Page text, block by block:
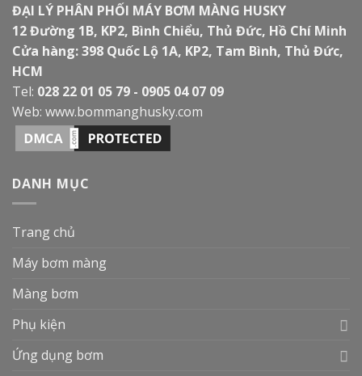
ĐẠI LÝ PHÂN PHỐI MÁY BƠM MÀNG HUSKY
12 Đường 1B, KP2, Bình Chiểu, Thủ Đức, Hồ Chí Minh
Cửa hàng: 398 Quốc Lộ 1A, KP2, Tam Bình, Thủ Đức,
HCM
Tel: 028 22 01 05 79 - 0905 04 07 09
Web: www.bommanghusky.com
DANH MỤC
Trang chủ
Máy bơm màng
Màng bơm
Phụ kiện
Ứng dụng bơm